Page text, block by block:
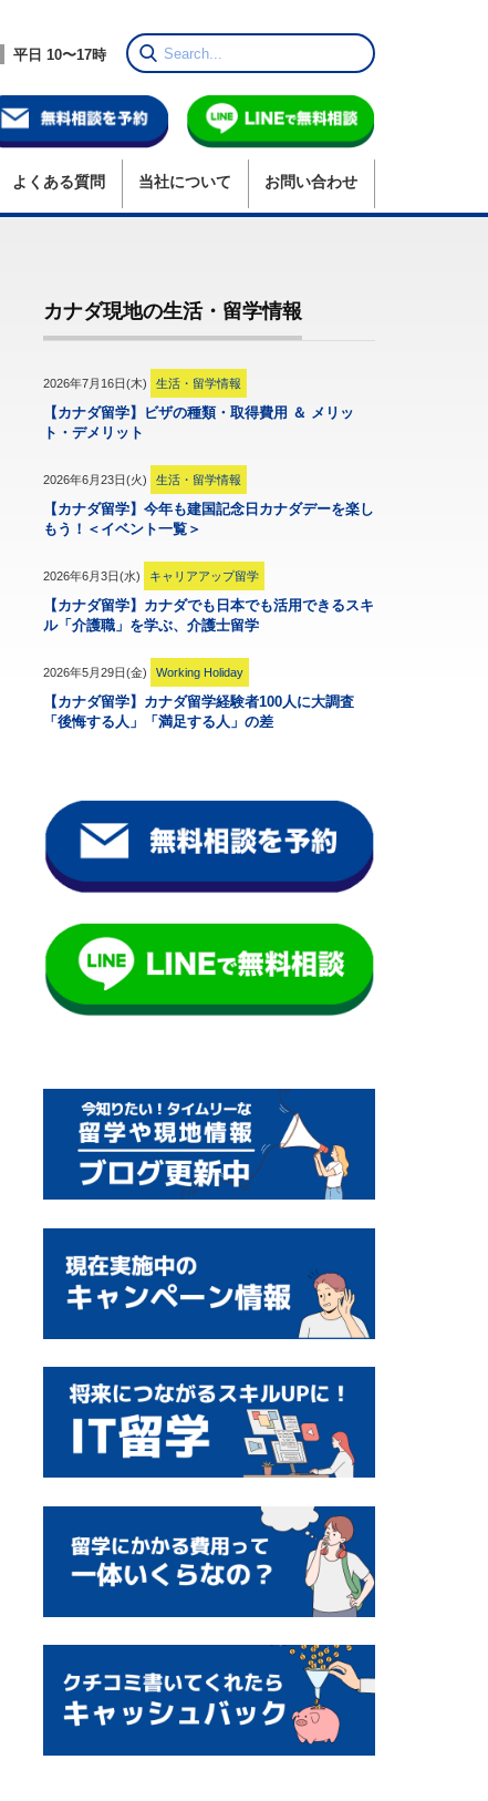
平日 10〜17時
よくある質問 当社について お問い合わせ
カナダ現地の生活・留学情報
2026年7月16日(木) 生活・留学情報
【カナダ留学】ビザの種類・取得費用 ＆ メリッ
ト・デメリット
2026年6月23日(火) 生活・留学情報
【カナダ留学】今年も建国記念日カナダデーを楽し
もう！＜イベント一覧＞
2026年6月3日(水) キャリアアップ留学
【カナダ留学】カナダでも日本でも活用できるスキ
ル「介護職」を学ぶ、介護士留学
2026年5月29日(金) Working Holiday
【カナダ留学】カナダ留学経験者100人に大調査
「後悔する人」「満足する人」の差